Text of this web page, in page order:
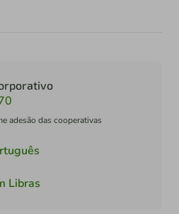
adesão das cooperativas
Libras